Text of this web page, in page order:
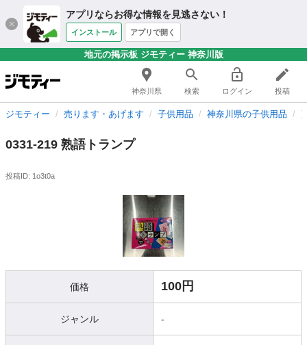
アプリならお得な情報を見逃さない！
インストール アプリで開く
地元の掲示板 ジモティー 神奈川版
神奈川県 検索 ログイン 投稿
ジモティー 売ります・あげます 子供用品 神奈川県の子供用品
0331-219 熟語トランプ
投稿ID: 1o3t0a
価格 100円
ジャンル -